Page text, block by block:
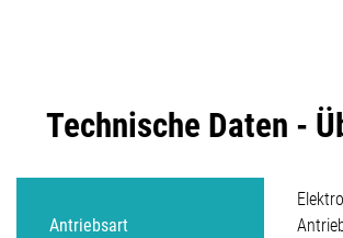
Technische Daten -
Antriebsart